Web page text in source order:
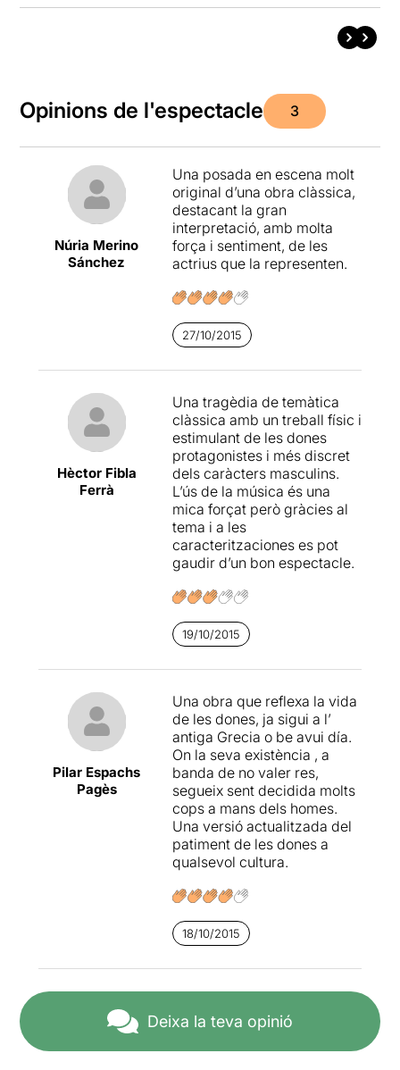
Opinions de l'espectacle 3
Núria Merino
Sánchez
Una posada en escena molt
original d’una obra clàssica,
destacant la gran
interpretació, amb molta
força i sentiment, de les
actrius que la representen.
27/10/2015
Hèctor Fibla
Ferrà
Una tragèdia de temàtica
clàssica amb un treball físic i
estimulant de les dones
protagonistes i més discret
dels caràcters masculins.
L’ús de la música és una
mica forçat però gràcies al
tema i a les
caracteritzaciones es pot
gaudir d’un bon espectacle.
19/10/2015
Pilar Espachs
Pagès
Una obra que reflexa la vida
de les dones, ja sigui a l’
antiga Grecia o be avui día.
On la seva existència , a
banda de no valer res,
segueix sent decidida molts
cops a mans dels homes.
Una versió actualitzada del
patiment de les dones a
qualsevol cultura.
18/10/2015
Deixa la teva opinió